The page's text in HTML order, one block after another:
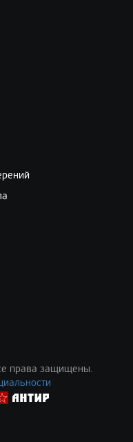
права защищены.